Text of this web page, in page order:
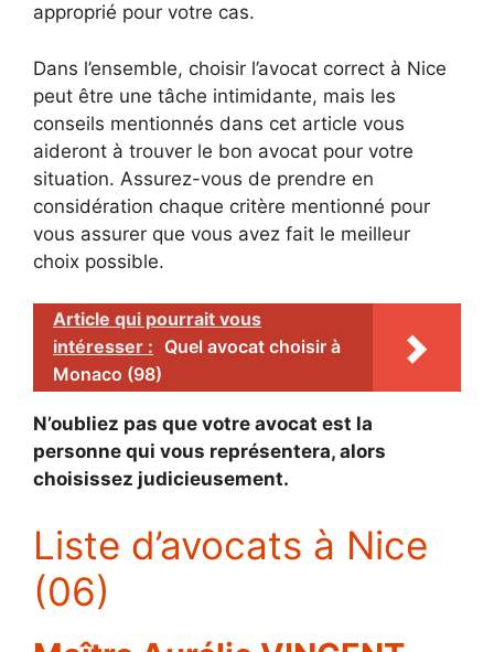
approprié pour votre cas.
Dans l’ensemble, choisir l’avocat correct à Nice
peut être une tâche intimidante, mais les
conseils mentionnés dans cet article vous
aideront à trouver le bon avocat pour votre
situation. Assurez-vous de prendre en
considération chaque critère mentionné pour
vous assurer que vous avez fait le meilleur
choix possible.
Article qui pourrait vous
intéresser : Quel avocat choisir à
Monaco (98)
N’oubliez pas que votre avocat est la
personne qui vous représentera, alors
choisissez judicieusement.
Liste d’avocats à Nice
(06)